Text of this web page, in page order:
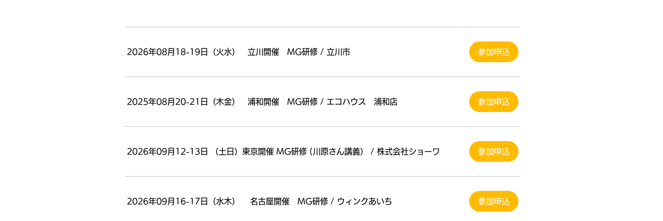
2026年08月18-19日（火水） 立川開催 MG研修 / 立川市 参加申込
2025年08月20-21日（木金） 浦和開催 MG研修 / エコハウス 浦和店 参加申込
2026年09月12-13日 （土日）東京開催 MG研修 (川原さん講義） / 株式会社ショーワ 参加申込
2026年09月16-17日（水木） 名古屋開催 MG研修 / ウィンクあいち 参加申込